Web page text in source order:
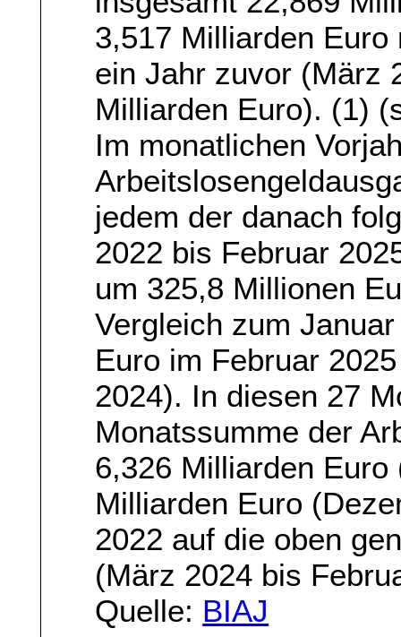
3,517 Milliarden
ein Jahr zuvor (März
Milliarden Euro). (1)
Im monatlichen
jedem der danach
2022 bis Februar
um 325,8 Millionen
Vergleich zum
Euro im Februar
2024). In diesen 27
Monatssumme der
6,326 Milliarden
Milliarden Euro
2022 auf die oben
(März 2024 bis
Quelle: BIAJ